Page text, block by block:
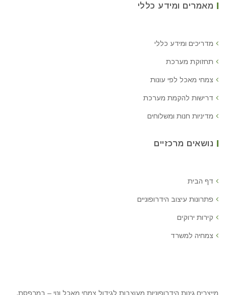
מאמרים ומידע כללי
מדריכים ומידע כללי
תחזוקת מערכת
צמחי מאכל לפי עונות
דרישות להקמת מערכת
מדיניות חנות ומשלוחים
נושאים מרכזיים
דף הבית
פתרונות עיצוב הידרופוניים
קירות ירוקים
צמחיה למשרד
מייצרים גינות הידרופוניות מעוצבות לגידול צמחי מאכל ונוי – במרפסת,